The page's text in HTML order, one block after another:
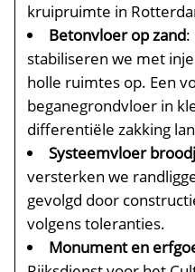
kruipruimte in
Betonvloer op zand:
stabiliseren we met
holle ruimtes op.​ Een
beganegrondvloer in
differentiële zakking
Systeemvloer
versterken we
gevolgd door
volgens toleranties.​
Monument en